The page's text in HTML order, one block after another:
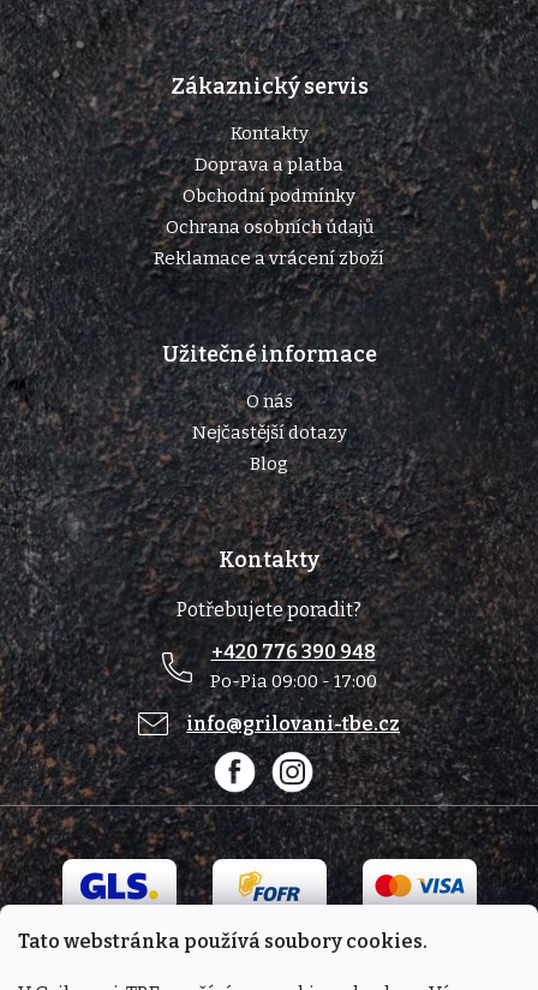
Tato webstránka používá soubory cookies.
Z
á
p
a
t
í
Zákaznický servis
Kontakty
Doprava a platba
Obchodní podmínky
Ochrana osobních údajů
Reklamace a vrácení zboží
Užitečné informace
O nás
Nejčastější dotazy
Blog
Kontakty
Potřebujete poradit?
+420 776 390 948
Po-Pia 09:00 - 17:00
info@grilovani-tbe.cz